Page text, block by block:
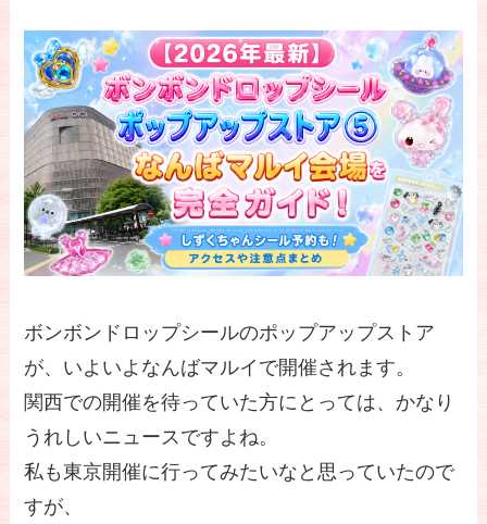
ボンボンドロップシールのポップアップストア
が、いよいよなんばマルイで開催されます。
関西での開催を待っていた方にとっては、かなり
うれしいニュースですよね。
私も東京開催に行ってみたいなと思っていたので
すが、